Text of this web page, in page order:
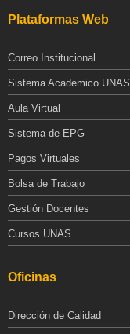
Plataformas Web
Correo Institucional
Sistema Academico UNAS
Aula Virtual
Sistema de EPG
Pagos Virtuales
Bolsa de Trabajo
Gestión Docentes
Cursos UNAS
Oficinas
Dirección de Calidad